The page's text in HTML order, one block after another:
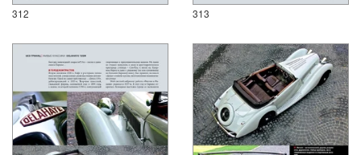
312 313